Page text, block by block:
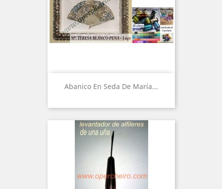
Abanico En Seda De María...